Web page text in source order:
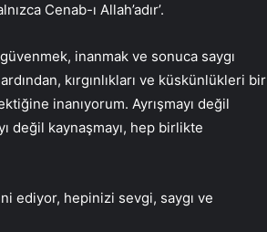
Cenab-ı Allah’adır’.
inanmak ve sonuca saygı
kırgınlıkları ve küskünlükleri bir
inanıyorum. Ayrışmayı değil
değil kaynaşmayı, hep birlikte
ediyor, hepinizi sevgi, saygı ve